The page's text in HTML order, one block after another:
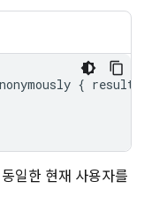
{ result
일한 현재 사용자를